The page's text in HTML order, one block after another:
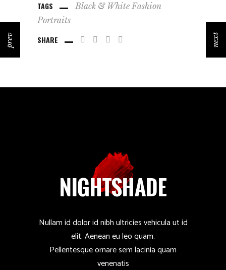
TAGS Black & White Fashion
Portraits
SHARE
prev next
Nullam id dolor id nibh ultricies vehicula ut id
elit. Aenean eu leo quam.
Pellentesque ornare sem lacinia quam
venenatis